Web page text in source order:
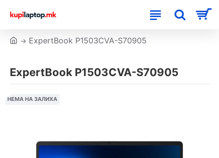
ExpertBook P1503CVA-S70905
ExpertBook P1503CVA-S70905
НЕМА НА ЗАЛИХА